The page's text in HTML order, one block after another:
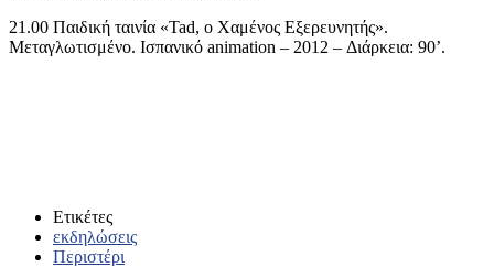
21.00 Παιδική ταινία «Tad, ο Χαμένος Εξερευνητής».
Μεταγλωτισμένο. Ισπανικό animation – 2012 – Διάρκεια: 90’.
Ετικέτες
εκδηλώσεις
Περιστέρι